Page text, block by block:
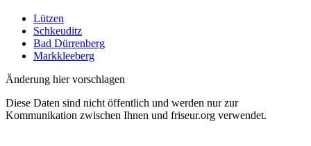
Lützen
Schkeuditz
Bad Dürrenberg
Markkleeberg
Änderung hier vorschlagen
Diese Daten sind nicht öffentlich und werden nur zur
Kommunikation zwischen Ihnen und friseur.org verwendet.